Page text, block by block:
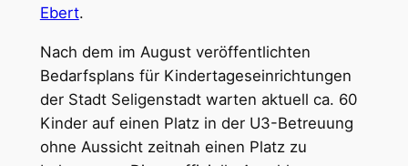
Ebert.
Nach dem im August veröffentlichten
Bedarfsplans für Kindertageseinrichtungen
der Stadt Seligenstadt warten aktuell ca. 60
Kinder auf einen Platz in der U3-Betreuung
ohne Aussicht zeitnah einen Platz zu